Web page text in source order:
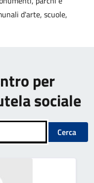
d'arte, scuole,
per
sociale
Cerca